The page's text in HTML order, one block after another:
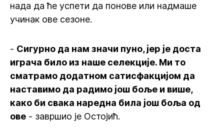
нада да ће успети да понове или надмаше
учинак ове сезоне.
- Сигурно да нам значи пуно, јер је доста
играча било из наше селекције. Ми то
сматрамо додатном сатисфакцијом да
наставимо да радимо још боље и више,
како би свака наредна била још боља од
ове - завршио је Остојић.